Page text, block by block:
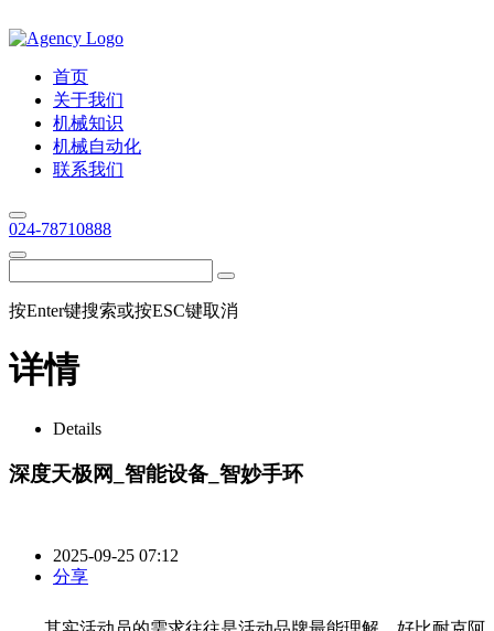
首页
关于我们
机械知识
机械自动化
联系我们
024-78710888
按Enter键搜索或按ESC键取消
详情
Details
深度天极网_智能设备_智妙手环
2025-09-25 07:12
分享